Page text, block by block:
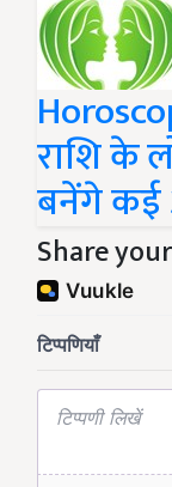
राशि के
बनेंगे कई
Share